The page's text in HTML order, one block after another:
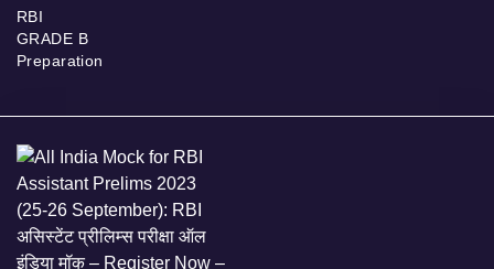
RBI
GRADE B
Preparation